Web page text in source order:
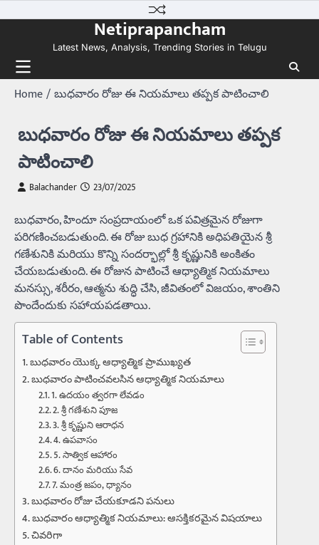
to
Netiprapancham
Latest News, Analysis, Trending Stories in Telugu
Home బుధవారం రోజు ఈ నియమాలు తప్పక పాటించాలి
బుధవారం రోజు ఈ నియమాలు తప్పక
పాటించాలి
Balachander 23/07/2025
బుధవారం, హిందూ సంప్రదాయంలో ఒక పవిత్రమైన రోజుగా
పరిగణించబడుతుంది. ఈ రోజు బుధ గ్రహానికి అధిపతియైన శ్రీ
గణేశునికి మరియు కొన్ని సందర్భాల్లో శ్రీ కృష్ణునికి అంకితం
చేయబడుతుంది. ఈ రోజున పాటించే ఆధ్యాత్మిక నియమాలు
మనస్సు, శరీరం, ఆత్మను శుద్ధి చేసి, జీవితంలో విజయం, శాంతిని
పొందేందుకు సహాయపడతాయి.
Table of Contents
బుధవారం యొక్క ఆధ్యాత్మిక ప్రాముఖ్యత
బుధవారం పాటించవలసిన ఆధ్యాత్మిక నియమాలు
1. ఉదయం త్వరగా లేవడం
2. శ్రీ గణేశుని పూజ
3. శ్రీ కృష్ణుని ఆరాధన
4. ఉపవాసం
5. సాత్విక ఆహారం
6. దానం మరియు సేవ
7. మంత్ర జపం, ధ్యానం
బుధవారం రోజు చేయకూడని పనులు
బుధవారం ఆధ్యాత్మిక నియమాలు: ఆసక్తికరమైన విషయాలు
చివరిగా